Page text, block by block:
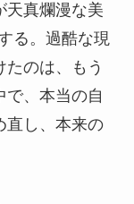
天真爛漫な美
る。過酷な現
のは、もう
で、本当の自
直し、本来の